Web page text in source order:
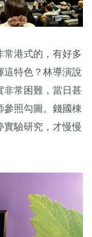
常港式的，有好多
這特色？林導演說
非常困難，當日甚
參照勾圖。錢國棟
驗研究，才慢慢